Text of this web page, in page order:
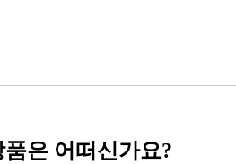
품은 어떠신가요?